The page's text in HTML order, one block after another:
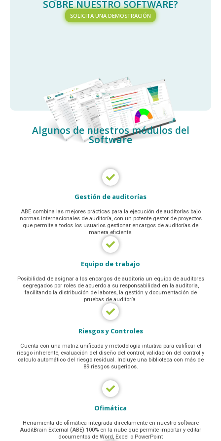
SOBRE NUESTRO SOFTWARE?
SOLICITA UNA DEMOSTRACIÓN
Algunos de nuestros módulos del
Software
Gestión de auditorías
ABE combina las mejores prácticas para la ejecución de auditorías bajo
normas internacionales de auditoría, con un potente gestor de proyectos
que permite a todos los usuarios gestionar encargos de auditorías de
manera eficiente.
Equipo de trabajo
Posibilidad de asignar a los encargos de auditoria un equipo de auditores
segregados por roles de acuerdo a su responsabilidad en la auditoria,
facilitando la distribución de labores, la gestión y documentación de
pruebas de auditoría.
Riesgos y Controles
Cuenta con una matriz unificada y metodología intuitiva para calificar el
riesgo inherente, evaluación del diseño del control, validación del control y
calculo automático del riesgo residual. Incluye una biblioteca con más de
89 riesgos sugeridos.
Ofimática
Herramienta de ofimática integrada directamente en nuestro software
AuditBrain External (ABE) 100% en la nube que permite importar y editar
documentos de Word, Excel o PowerPoint